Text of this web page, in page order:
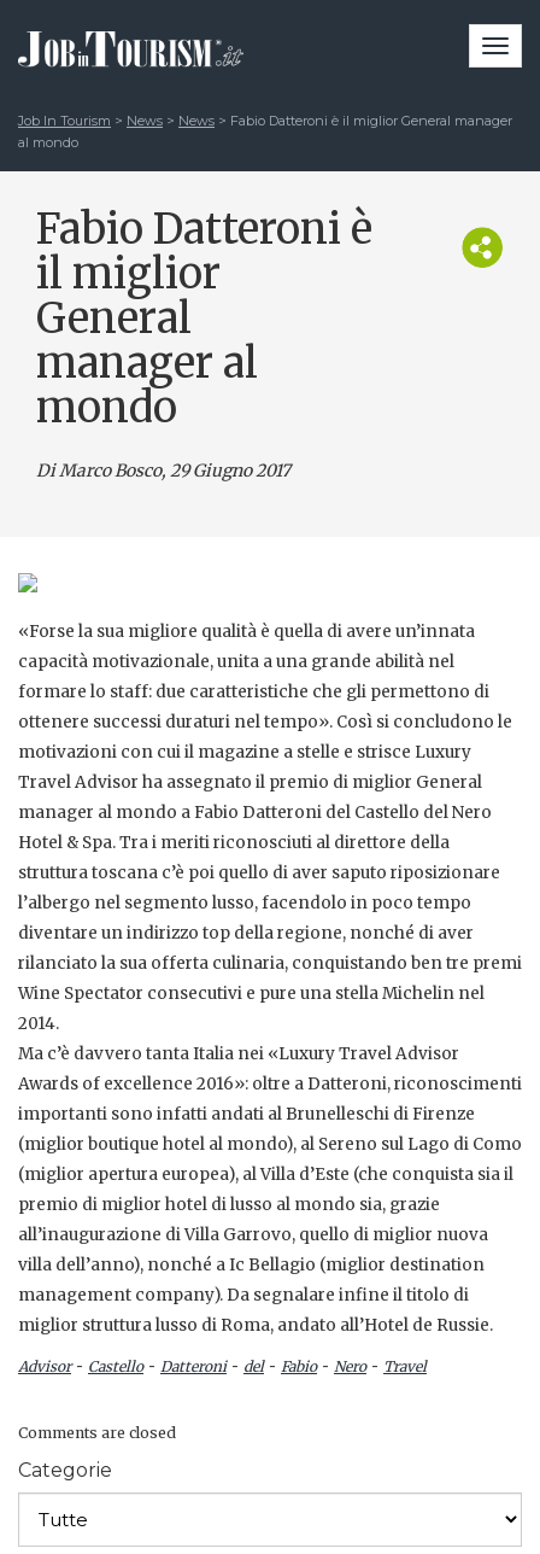
Job In Tourism > News > News > Fabio Datteroni è il miglior General manager
al mondo
Fabio Datteroni è
il miglior
General
manager al
mondo
Di Marco Bosco, 29 Giugno 2017
«Forse la sua migliore qualità è quella di avere un’innata
capacità motivazionale, unita a una grande abilità nel
formare lo staff: due caratteristiche che gli permettono di
ottenere successi duraturi nel tempo». Così si concludono le
motivazioni con cui il magazine a stelle e strisce Luxury
Travel Advisor ha assegnato il premio di miglior General
manager al mondo a Fabio Datteroni del Castello del Nero
Hotel & Spa. Tra i meriti riconosciuti al direttore della
struttura toscana c’è poi quello di aver saputo riposizionare
l’albergo nel segmento lusso, facendolo in poco tempo
diventare un indirizzo top della regione, nonché di aver
rilanciato la sua offerta culinaria, conquistando ben tre premi
Wine Spectator consecutivi e pure una stella Michelin nel
2014.
Ma c’è davvero tanta Italia nei «Luxury Travel Advisor
Awards of excellence 2016»: oltre a Datteroni, riconoscimenti
importanti sono infatti andati al Brunelleschi di Firenze
(miglior boutique hotel al mondo), al Sereno sul Lago di Como
(miglior apertura europea), al Villa d’Este (che conquista sia il
premio di miglior hotel di lusso al mondo sia, grazie
all’inaugurazione di Villa Garrovo, quello di miglior nuova
villa dell’anno), nonché a Ic Bellagio (miglior destination
management company). Da segnalare infine il titolo di
miglior struttura lusso di Roma, andato all’Hotel de Russie.
Advisor- Castello- Datteroni- del- Fabio- Nero- Travel
Comments are closed
Categorie